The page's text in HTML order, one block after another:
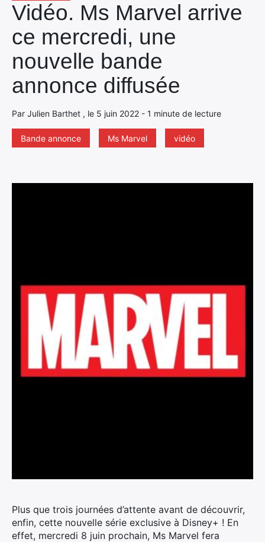
Vidéo. Ms Marvel arrive
ce mercredi, une
nouvelle bande
annonce diffusée
Par Julien Barthet , le 5 juin 2022 - 1 minute de lecture
Bande annonce Ms Marvel vidéo
Plus que trois journées d’attente avant de découvrir,
enfin, cette nouvelle série exclusive à Disney+ ! En
effet, mercredi 8 juin prochain, Ms Marvel fera